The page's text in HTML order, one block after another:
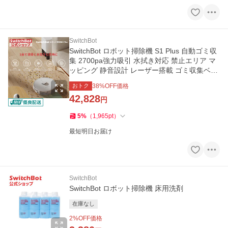
SwitchBot
SwitchBot ロボット掃除機 S1 Plus 自動ゴミ収
集 2700pa強力吸引 水拭き対応 禁止エリア マ
ッピング 静音設計 レーザー搭載 ゴミ収集ベー
スコンパクトタイプ
おトク 38%OFF価格
42,828円
5% （ 1,965pt）
最短明日お届け
SwitchBot
SwitchBot ロボット掃除機 床用洗剤
在庫なし
2%OFF価格